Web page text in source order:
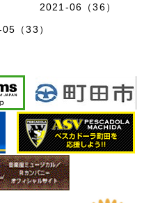
2021-06（36）
（33）